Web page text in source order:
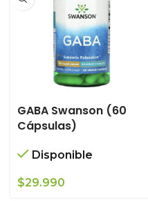
GABA Swanson (60
Cápsulas)
Disponible
$29.990